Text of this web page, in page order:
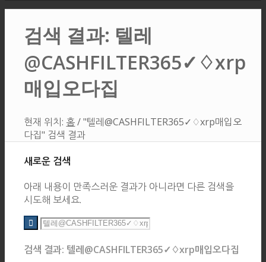
검색 결과: 텔레
@CASHFILTER365✓♢xrp
매입오다집
현재 위치: 홈 / "텔레@CASHFILTER365✓♢xrp매입오
다집" 검색 결과
새로운 검색
아래 내용이 만족스러운 결과가 아니라면 다른 검색을
시도해 보세요.
검색 결과: 텔레@CASHFILTER365✓♢xrp매입오다집